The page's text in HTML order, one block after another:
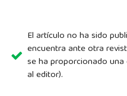
El artículo no ha sido
encuentra ante otra
se ha proporcionado
al editor).